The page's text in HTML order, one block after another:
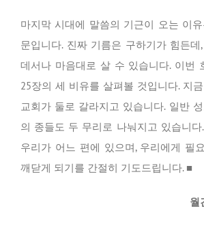
마지막 시대에 말씀의 기근이 오는 이
문입니다. 진짜 기름은 구하기가 힘든
데서나 마음대로 살 수 있습니다. 이번
25장의 세 비유를 살펴볼 것입니다. 지
교회가 둘로 갈라지고 있습니다. 일반
의 종들도 두 무리로 나눠지고 있습니
우리가 어느 편에 있으며, 우리에게 필
깨닫게 되기를 간절히 기도드립니다. ■
월